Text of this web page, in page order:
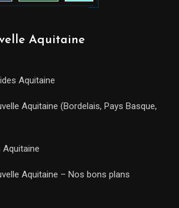
Aquitaine
Aquitaine
Aquitaine (Bordelais, Pays Basque,
Aquitaine
Aquitaine – Nos bons plans